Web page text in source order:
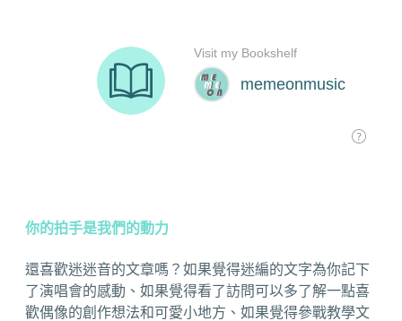
你的拍手是我們的動力
還喜歡迷迷音的文章嗎？如果覺得迷編的文字為你記下
了演唱會的感動、如果覺得看了訪問可以多了解一點喜
歡偶像的創作想法和可愛小地方、如果覺得參戰教學文